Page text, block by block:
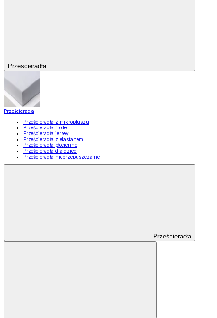
Prześcieradła
Prześcieradła
Prześcieradła z mikropluszu
Prześcieradła frotte
Prześcieradła jersey
Prześcieradła z elastanem
Prześcieradła płócienne
Prześcieradła dla dzieci
Prześcieradła nieprzepuszczalne
Prześcieradła